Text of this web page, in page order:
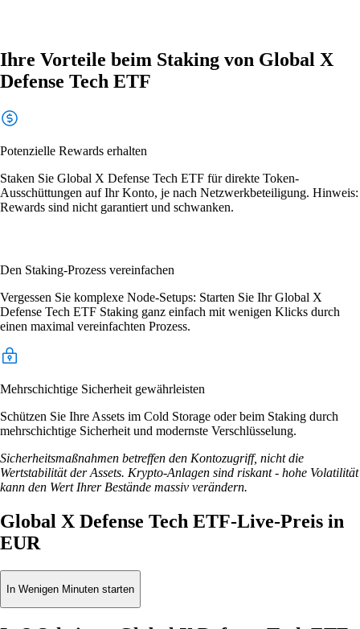
Ihre Vorteile beim Staking von Global X
Defense Tech ETF
Potenzielle Rewards erhalten
Staken Sie Global X Defense Tech ETF für direkte Token-
Ausschüttungen auf Ihr Konto, je nach Netzwerkbeteiligung. Hinweis:
Rewards sind nicht garantiert und schwanken.
Den Staking-Prozess vereinfachen
Vergessen Sie komplexe Node-Setups: Starten Sie Ihr Global X
Defense Tech ETF Staking ganz einfach mit wenigen Klicks durch
einen maximal vereinfachten Prozess.
Mehrschichtige Sicherheit gewährleisten
Schützen Sie Ihre Assets im Cold Storage oder beim Staking durch
mehrschichtige Sicherheit und modernste Verschlüsselung.
Sicherheitsmaßnahmen betreffen den Kontozugriff, nicht die
Wertstabilität der Assets. Krypto-Anlagen sind riskant - hohe Volatilität
kann den Wert Ihrer Bestände massiv verändern.
Global X Defense Tech ETF-Live-Preis in
EUR
In Wenigen Minuten starten